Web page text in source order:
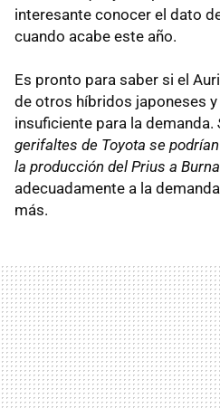
interesante conocer el dato
cuando acabe este año.
Es pronto para saber si el
de otros híbridos japoneses
insuficiente para la demanda.
gerifaltes de Toyota se
la producción del Prius a
adecuadamente a la
más.